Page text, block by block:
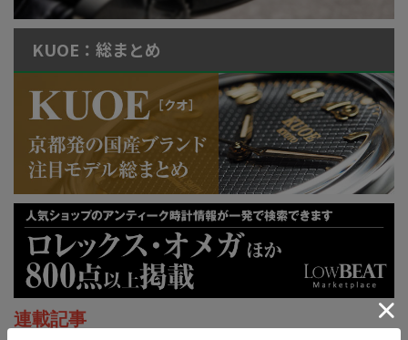
KUOE：総まとめ
連載記事